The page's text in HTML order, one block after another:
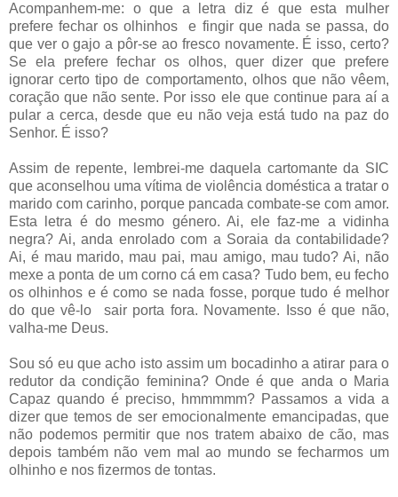
Acompanhem-me: o que a letra diz é que esta mulher
prefere fechar os olhinhos e fingir que nada se passa, do
que ver o gajo a pôr-se ao fresco novamente. É isso, certo?
Se ela prefere fechar os olhos, quer dizer que prefere
ignorar certo tipo de comportamento, olhos que não vêem,
coração que não sente. Por isso ele que continue para aí a
pular a cerca, desde que eu não veja está tudo na paz do
Senhor. É isso?
Assim de repente, lembrei-me daquela cartomante da SIC
que aconselhou uma vítima de violência doméstica a tratar o
marido com carinho, porque pancada combate-se com amor.
Esta letra é do mesmo género. Ai, ele faz-me a vidinha
negra? Ai, anda enrolado com a Soraia da contabilidade?
Ai, é mau marido, mau pai, mau amigo, mau tudo? Ai, não
mexe a ponta de um corno cá em casa? Tudo bem, eu fecho
os olhinhos e é como se nada fosse, porque tudo é melhor
do que vê-lo sair porta fora. Novamente. Isso é que não,
valha-me Deus.
Sou só eu que acho isto assim um bocadinho a atirar para o
redutor da condição feminina? Onde é que anda o Maria
Capaz quando é preciso, hmmmmm? Passamos a vida a
dizer que temos de ser emocionalmente emancipadas, que
não podemos permitir que nos tratem abaixo de cão, mas
depois também não vem mal ao mundo se fecharmos um
olhinho e nos fizermos de tontas.